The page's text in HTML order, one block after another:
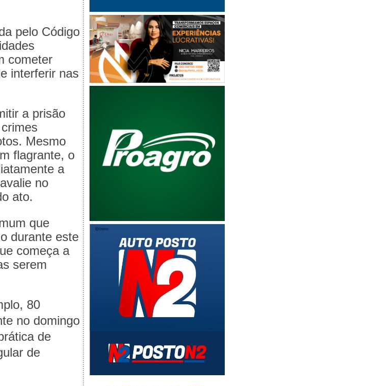
pelo Código
cometer
interferir nas
a prisão
Mesmo
flagrante, o
a
no
ato.
que
durante este
começa a
serem
80
no domingo
de
de